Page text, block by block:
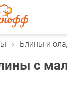
Блины и
с